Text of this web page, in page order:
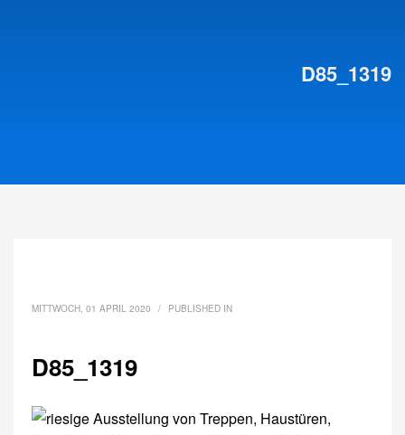
D85_1319
MITTWOCH, 01 APRIL 2020 / PUBLISHED IN
D85_1319